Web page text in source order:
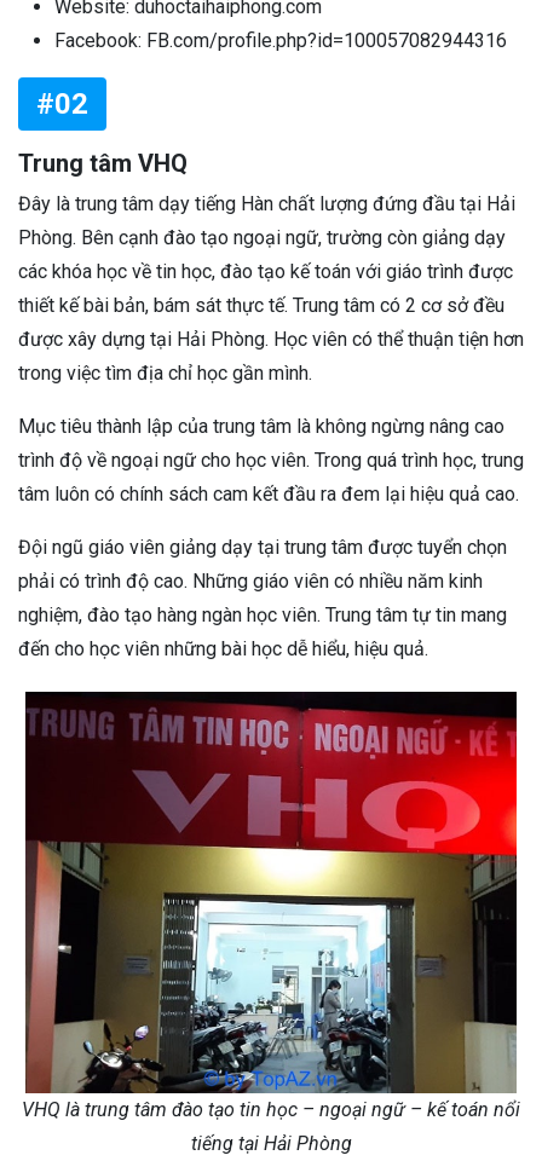
Website: duhoctaihaiphong.com
Facebook: FB.com/profile.php?id=100057082944316
#02
Trung tâm VHQ
Đây là trung tâm dạy tiếng Hàn chất lượng đứng đầu tại Hải
Phòng. Bên cạnh đào tạo ngoại ngữ, trường còn giảng dạy
các khóa học về tin học, đào tạo kế toán với giáo trình được
thiết kế bài bản, bám sát thực tế. Trung tâm có 2 cơ sở đều
được xây dựng tại Hải Phòng. Học viên có thể thuận tiện hơn
trong việc tìm địa chỉ học gần mình.
Mục tiêu thành lập của trung tâm là không ngừng nâng cao
trình độ về ngoại ngữ cho học viên. Trong quá trình học, trung
tâm luôn có chính sách cam kết đầu ra đem lại hiệu quả cao.
Đội ngũ giáo viên giảng dạy tại trung tâm được tuyển chọn
phải có trình độ cao. Những giáo viên có nhiều năm kinh
nghiệm, đào tạo hàng ngàn học viên. Trung tâm tự tin mang
đến cho học viên những bài học dễ hiểu, hiệu quả.
VHQ là trung tâm đào tạo tin học – ngoại ngữ – kế toán nổi
tiếng tại Hải Phòng